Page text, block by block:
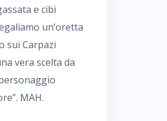
e cibi
un’oretta
sui Carpazi
vera scelta da
MAH.